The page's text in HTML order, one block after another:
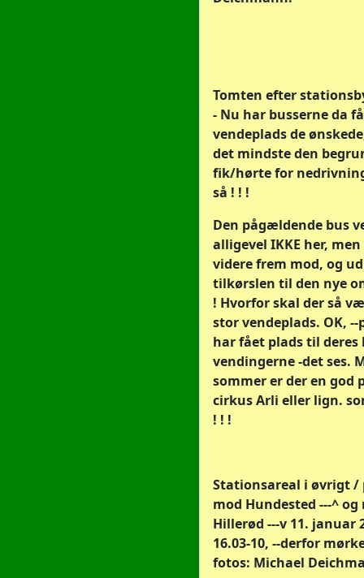
Tomten efter
- Nu har busserne da
vendeplads de
det mindste den
fik/hørte for
så ! ! !
Den pågældende bus
alligevel IKKE her,
videre frem mod, og
tilkørslen til den nye
! Hvorfor skal der så
stor vendeplads. OK,
har fået plads til
vendingerne -det ses.
sommer er der en god
cirkus Arli eller lign.
! ! !
Stationsareal i øvrigt /
mod Hundested ---^ og
Hillerød ---v 11. januar
16.03-10, --derfor
fotos: Michael